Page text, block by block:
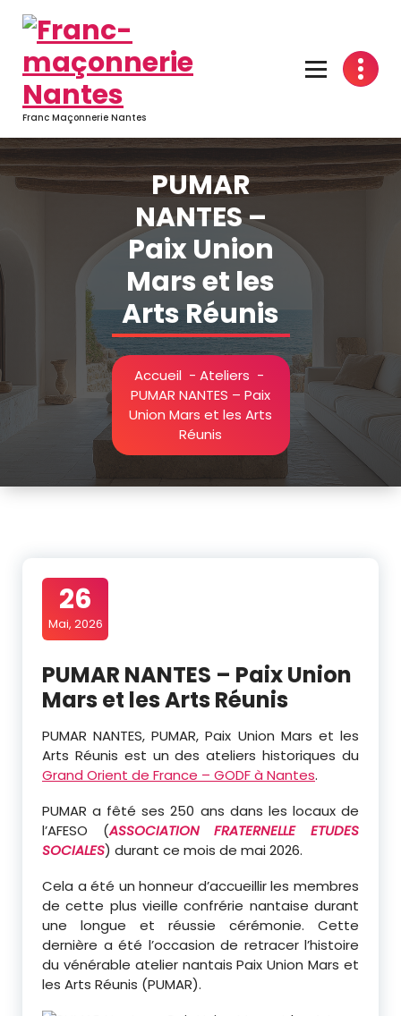
contenu
Franc Maçonnerie Nantes
PUMAR
NANTES –
Paix Union
Mars et les
Arts Réunis
Accueil- Ateliers -
PUMAR NANTES – Paix
Union Mars et les Arts
Réunis
26
Mai, 2026
PUMAR NANTES – Paix Union
Mars et les Arts Réunis
PUMAR NANTES, PUMAR, Paix Union Mars et les
Arts Réunis est un des ateliers historiques du
Grand Orient de France – GODF à Nantes.
PUMAR a fêté ses 250 ans dans les locaux de
l’AFESO (ASSOCIATION FRATERNELLE ETUDES
SOCIALES) durant ce mois de mai 2026.
Cela a été un honneur d’accueillir les membres
de cette plus vieille confrérie nantaise durant
une longue et réussie cérémonie. Cette
dernière a été l’occasion de retracer l’histoire
du vénérable atelier nantais Paix Union Mars et
les Arts Réunis (PUMAR).